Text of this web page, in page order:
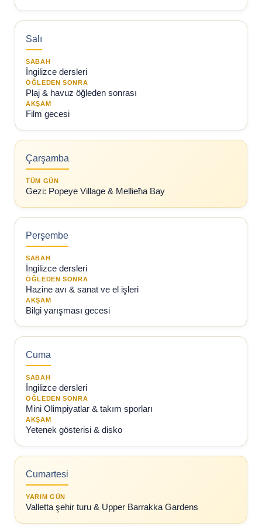
Salı
SABAH
İngilizce dersleri
ÖĞLEDEN SONRA
Plaj & havuz öğleden sonrası
AKŞAM
Film gecesi
Çarşamba
TÜM GÜN
Gezi: Popeye Village & Mellieħa Bay
Perşembe
SABAH
İngilizce dersleri
ÖĞLEDEN SONRA
Hazine avı & sanat ve el işleri
AKŞAM
Bilgi yarışması gecesi
Cuma
SABAH
İngilizce dersleri
ÖĞLEDEN SONRA
Mini Olimpiyatlar & takım sporları
AKŞAM
Yetenek gösterisi & disko
Cumartesi
YARIM GÜN
Valletta şehir turu & Upper Barrakka Gardens